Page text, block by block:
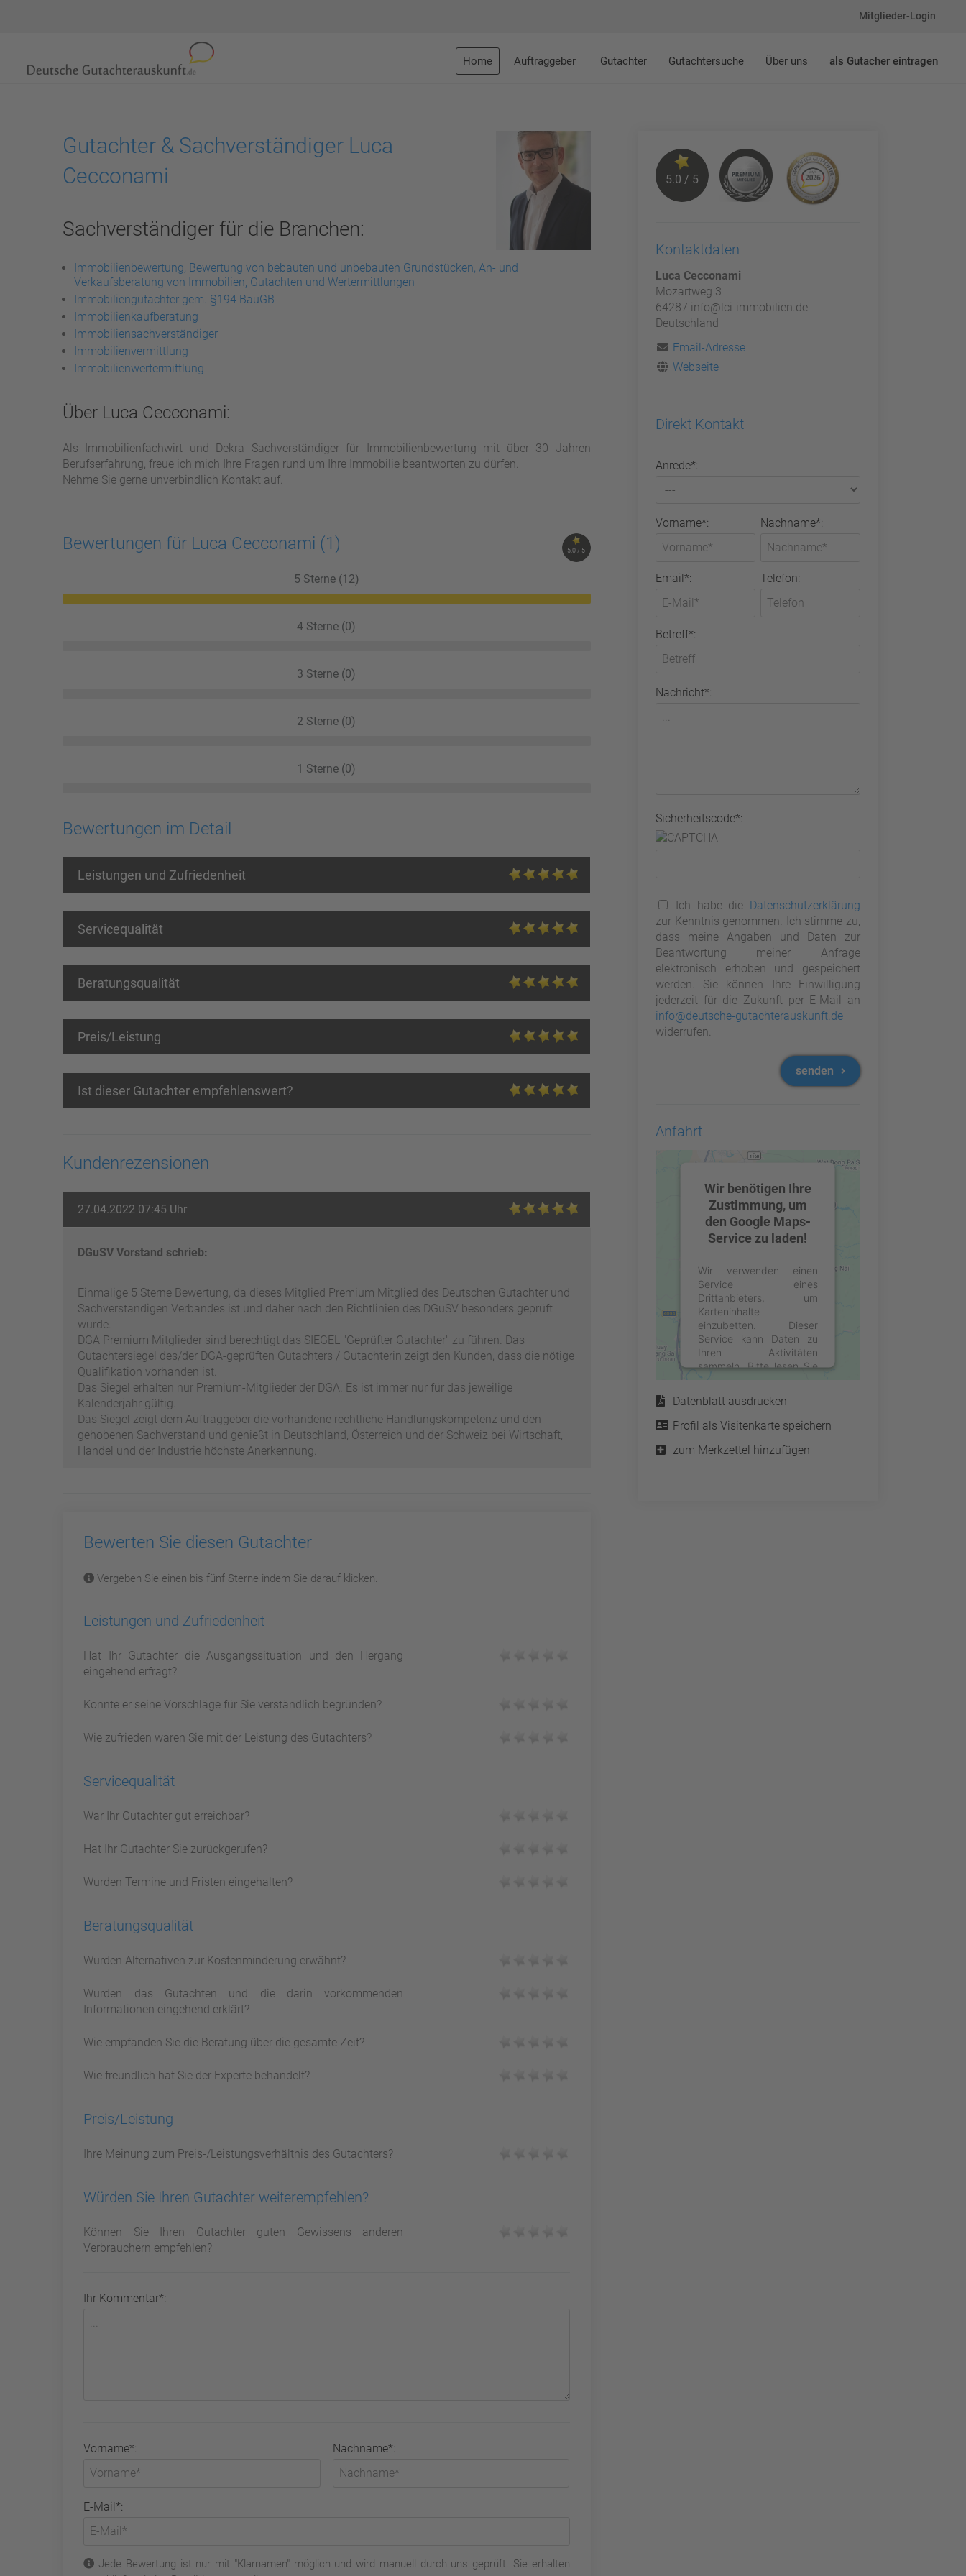
Mitglieder-Login
Home Auftraggeber Gutachter Gutachtersuche Über uns als Gutacher eintragen
Gutachter & Sachverständiger Luca
Cecconami
Sachverständiger für die Branchen:
Immobilienbewertung, Bewertung von bebauten und unbebauten Grundstücken, An- und
Verkaufsberatung von Immobilien, Gutachten und Wertermittlungen
Immobiliengutachter gem. §194 BauGB
Immobilienkaufberatung
Immobiliensachverständiger
Immobilienvermittlung
Immobilienwertermittlung
Über Luca Cecconami:
Als Immobilienfachwirt und Dekra Sachverständiger für Immobilienbewertung mit über 30 Jahren
Berufserfahrung, freue ich mich Ihre Fragen rund um Ihre Immobilie beantworten zu dürfen.
Nehme Sie gerne unverbindlich Kontakt auf.
5.0 / 5
Bewertungen für Luca Cecconami (1)
5 Sterne (12)
4 Sterne (0)
3 Sterne (0)
2 Sterne (0)
1 Sterne (0)
Bewertungen im Detail
Leistungen und Zufriedenheit
Servicequalität
Beratungsqualität
Preis/Leistung
Ist dieser Gutachter empfehlenswert?
Kundenrezensionen
27.04.2022 07:45 Uhr
DGuSV Vorstand schrieb:
Einmalige 5 Sterne Bewertung, da dieses Mitglied Premium Mitglied des Deutschen Gutachter und
Sachverständigen Verbandes ist und daher nach den Richtlinien des DGuSV besonders geprüft
wurde.
DGA Premium Mitglieder sind berechtigt das SIEGEL "Geprüfter Gutachter" zu führen. Das
Gutachtersiegel des/der DGA-geprüften Gutachters / Gutachterin zeigt den Kunden, dass die nötige
Qualifikation vorhanden ist.
Das Siegel erhalten nur Premium-Mitglieder der DGA. Es ist immer nur für das jeweilige
Kalenderjahr gültig.
Das Siegel zeigt dem Auftraggeber die vorhandene rechtliche Handlungskompetenz und den
gehobenen Sachverstand und genießt in Deutschland, Österreich und der Schweiz bei Wirtschaft,
Handel und der Industrie höchste Anerkennung.
Bewerten Sie diesen Gutachter
Vergeben Sie einen bis fünf Sterne indem Sie darauf klicken.
Leistungen und Zufriedenheit
Hat Ihr Gutachter die Ausgangssituation und den Hergang
eingehend erfragt?
Konnte er seine Vorschläge für Sie verständlich begründen?
Wie zufrieden waren Sie mit der Leistung des Gutachters?
Servicequalität
War Ihr Gutachter gut erreichbar?
Hat Ihr Gutachter Sie zurückgerufen?
Wurden Termine und Fristen eingehalten?
Beratungsqualität
Wurden Alternativen zur Kostenminderung erwähnt?
Wurden das Gutachten und die darin vorkommenden
Informationen eingehend erklärt?
Wie empfanden Sie die Beratung über die gesamte Zeit?
Wie freundlich hat Sie der Experte behandelt?
Preis/Leistung
Ihre Meinung zum Preis-/Leistungsverhältnis des Gutachters?
Würden Sie Ihren Gutachter weiterempfehlen?
Können Sie Ihren Gutachter guten Gewissens anderen
Verbrauchern empfehlen?
Ihr Kommentar*:
Vorname*: Nachname*:
E-Mail*:
Jede Bewertung ist nur mit "Klarnamen" möglich und wird manuell durch uns geprüft. Sie erhalten
5.0 / 5
Kontaktdaten
Luca Cecconami
Mozartweg 3
64287 info@lci-immobilien.de
Deutschland
Email-Adresse
Webseite
Direkt Kontakt
Anrede*:
Vorname*: Nachname*:
Email*: Telefon:
Betreff*:
Nachricht*:
Sicherheitscode*:
Ich habe die Datenschutzerklärung
zur Kenntnis genommen. Ich stimme zu,
dass meine Angaben und Daten zur
Beantwortung meiner Anfrage
elektronisch erhoben und gespeichert
werden. Sie können Ihre Einwilligung
jederzeit für die Zukunft per E-Mail an
info@deutsche-gutachterauskunft.de
widerrufen.
senden
Anfahrt
Wir benötigen Ihre
Zustimmung, um
den Google Maps-
Service zu laden!
Wir verwenden einen
Service eines
Drittanbieters, um
Karteninhalte
einzubetten. Dieser
Service kann Daten zu
Ihren Aktivitäten
sammeln. Bitte lesen Sie
die Details durch und
des Service zu, um diese
Karte anzuzeigen.
Mehr Informationen
Service
Datenblatt ausdrucken
Profil als Visitenkarte speichern
zum Merkzettel hinzufügen